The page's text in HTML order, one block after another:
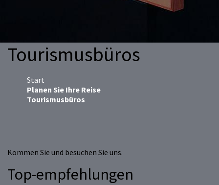
Tourismusbüros
Start
Planen Sie Ihre Reise
Tourismusbüros
Kommen Sie und besuchen Sie uns.
Top-empfehlungen